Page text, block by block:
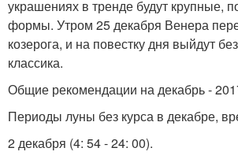
украшениях в тренде будут крупные,
формы. Утром 25 декабря Венера
козерога, и на повестку дня выйдут
классика.
Общие рекомендации на декабрь -
Периоды луны без курса в декабре,
2 декабря (4: 54 - 24: 00).